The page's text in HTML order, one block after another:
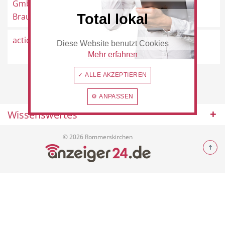
Beauty & Wellness Auto
Handwerk Sport & Freizeit
GmbH Heinrich
Braun
Rommerskirchen
action
Mariannenpark 9, 41569
Rommerskirchen
Wissenswertes
© 2026 Rommerskirchen
Total lokal
Diese Website benutzt Cookies
Mehr erfahren
✓ ALLE AKZEPTIEREN
⚙ ANPASSEN